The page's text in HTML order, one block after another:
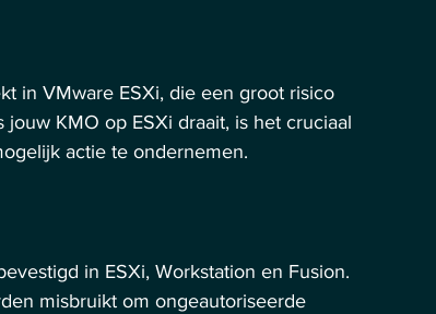
in VMware ESXi, die een groot risico
KMO op ESXi draait, is het cruciaal
actie te ondernemen.
in ESXi, Workstation en Fusion.
misbruikt om ongeautoriseerde